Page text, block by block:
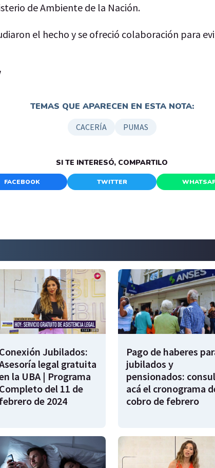
de Ambiente de la Nación.
el hecho y se ofreció colaboración para
TEMAS QUE APARECEN EN ESTA NOTA:
CACERÍA PUMAS
SI TE INTERESÓ, COMPARTILO
FACEBOOK TWITTER
Conexión Jubilados:
legal gratuita
la UBA | Programa
Completo del 11 de
febrero de 2024
Pago de haberes
jubilados y
pensionados:
acá el cronograma
cobro de febrero